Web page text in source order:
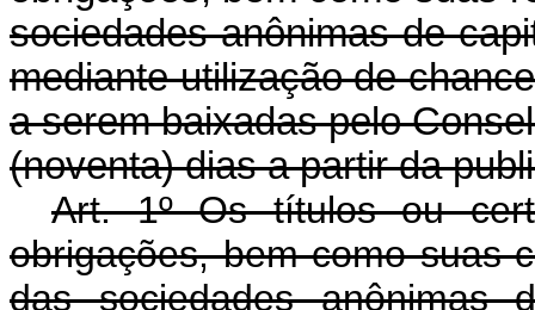
sociedades anônimas de
mediante utilização de
a serem baixadas pelo
(noventa) dias a partir da
Art. 1º Os títulos ou
obrigações, bem como suas
das sociedades anônimas